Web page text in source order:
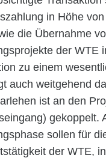
in Höhe
die Übernahme
der WTE
zu einem
auch weitgehend
ist an den
gekoppelt.
sollen für
der WTE,